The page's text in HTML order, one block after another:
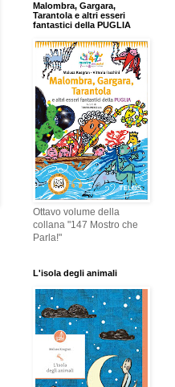
Malombra, Gargara,
Tarantola e altri esseri
fantastici della PUGLIA
Ottavo volume della
collana "147 Mostro che
Parla!"
L'isola degli animali